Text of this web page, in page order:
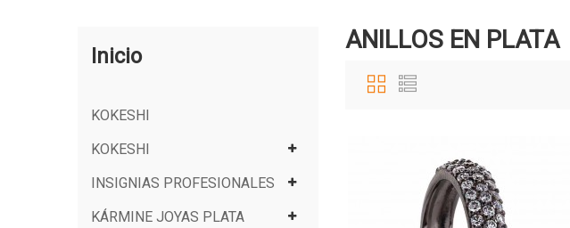
Inicio
KOKESHI
KOKESHI
INSIGNIAS PROFESIONALES
KÁRMINE JOYAS PLATA
ANILLOS EN PLATA